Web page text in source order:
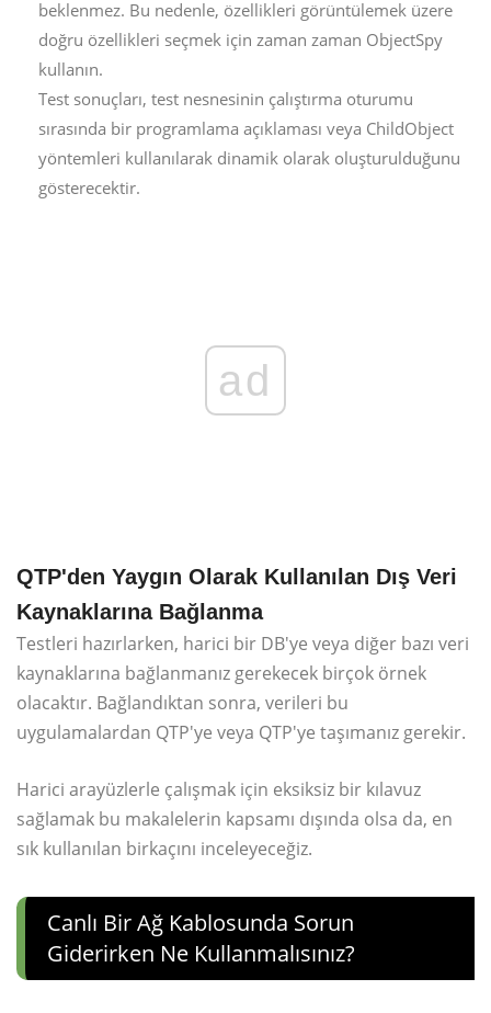
beklenmez. Bu nedenle, özellikleri görüntülemek üzere
doğru özellikleri seçmek için zaman zaman ObjectSpy
kullanın.
Test sonuçları, test nesnesinin çalıştırma oturumu
sırasında bir programlama açıklaması veya ChildObject
yöntemleri kullanılarak dinamik olarak oluşturulduğunu
gösterecektir.
ad
QTP'den Yaygın Olarak Kullanılan Dış Veri
Kaynaklarına Bağlanma
Testleri hazırlarken, harici bir DB'ye veya diğer bazı veri
kaynaklarına bağlanmanız gerekecek birçok örnek
olacaktır. Bağlandıktan sonra, verileri bu
uygulamalardan QTP'ye veya QTP'ye taşımanız gerekir.
Harici arayüzlerle çalışmak için eksiksiz bir kılavuz
sağlamak bu makalelerin kapsamı dışında olsa da, en
sık kullanılan birkaçını inceleyeceğiz.
Canlı Bir Ağ Kablosunda Sorun
Giderirken Ne Kullanmalısınız?